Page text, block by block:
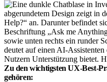
Zu den wichtigsten UX-Best-
gehören: